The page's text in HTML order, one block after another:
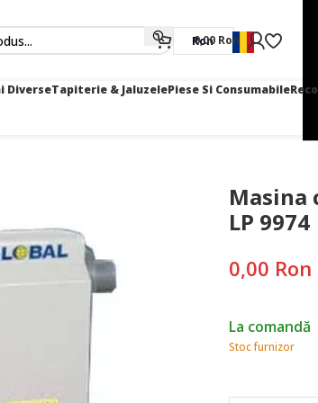
Ron
0,00 Ron
DiverseTapiterie & JaluzelePiese Si Consumabile
Masina
LP 9974
0,00 Ron
La comandă
Stoc furnizor